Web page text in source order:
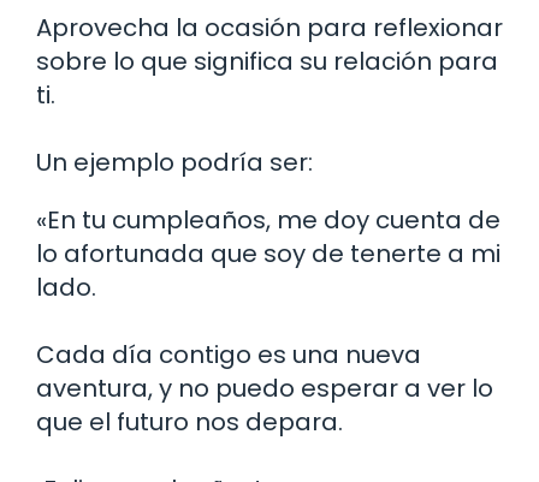
Aprovecha la ocasión para reflexionar
sobre lo que significa su relación para
ti.
Un ejemplo podría ser:
«En tu cumpleaños, me doy cuenta de
lo afortunada que soy de tenerte a mi
lado.
Cada día contigo es una nueva
aventura, y no puedo esperar a ver lo
que el futuro nos depara.